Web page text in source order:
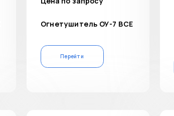
Огнетушитель ОУ-7 ВСЕ
Перейти